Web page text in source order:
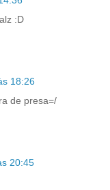
:D
18:26
de presa=/
20:45